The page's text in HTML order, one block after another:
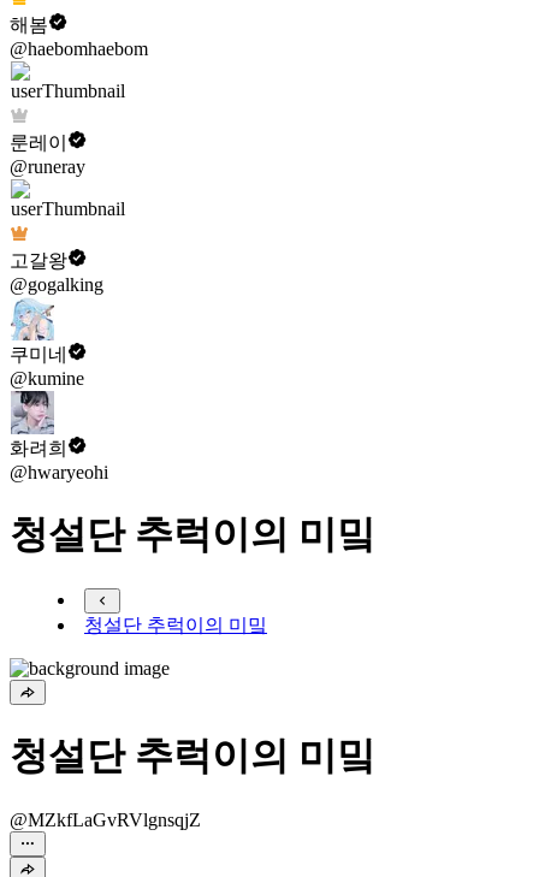
해봄
@haebomhaebom
룬레이
@runeray
고갈왕
@gogalking
쿠미네
@kumine
화려희
@hwaryeohi
청설단 추럭이의 미밐
청설단 추럭이의 미밐
청설단 추럭이의 미밐
@MZkfLaGvRVlgnsqjZ